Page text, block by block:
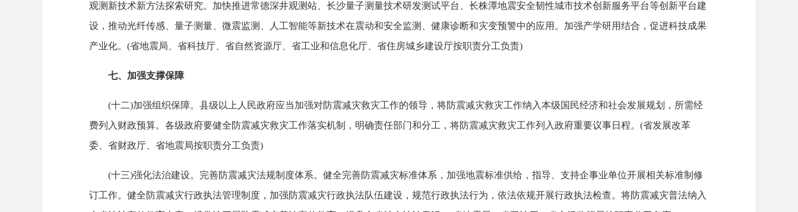
观测新技术新方法探索研究。加快推进常德深井观测站、长沙量子测量技术研发测试平台、长株潭地震安全韧性城市技术创新服务平台等创新平台建
设，推动光纤传感、量子测量、微震监测、人工智能等新技术在震动和安全监测、健康诊断和灾变预警中的应用。加强产学研用结合，促进科技成果
产业化。(省地震局、省科技厅、省自然资源厅、省工业和信息化厅、省住房城乡建设厅按职责分工负责)
七、加强支撑保障
(十二)加强组织保障。县级以上人民政府应当加强对防震减灾救灾工作的领导，将防震减灾救灾工作纳入本级国民经济和社会发展规划，所需经
费列入财政预算。各级政府要健全防震减灾救灾工作落实机制，明确责任部门和分工，将防震减灾救灾工作列入政府重要议事日程。(省发展改革
委、省财政厅、省地震局按职责分工负责)
(十三)强化法治建设。完善防震减灾法规制度体系。健全完善防震减灾标准体系，加强地震标准供给，指导、支持企事业单位开展相关标准制修
订工作。健全防震减灾行政执法管理制度，加强防震减灾行政执法队伍建设，规范行政执法行为，依法依规开展行政执法检查。将防震减灾普法纳入